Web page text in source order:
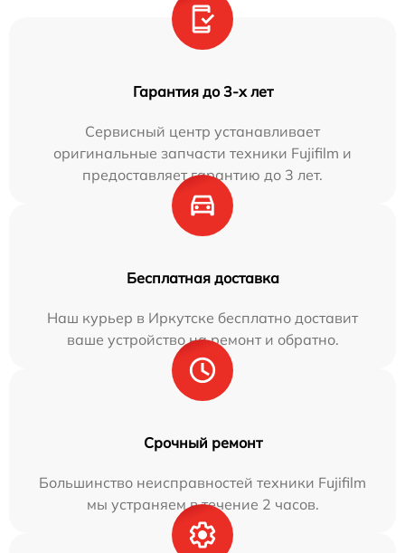
Гарантия до 3-х лет
Сервисный центр устанавливает
оригинальные запчасти техники Fujifilm и
предоставляет гарантию до 3 лет.
Бесплатная доставка
Наш курьер в Иркутске бесплатно доставит
ваше устройство на ремонт и обратно.
Срочный ремонт
Большинство неисправностей техники Fujifilm
мы устраняем в течение 2 часов.